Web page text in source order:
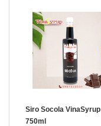
Siro Socola VinaSyrup
750ml